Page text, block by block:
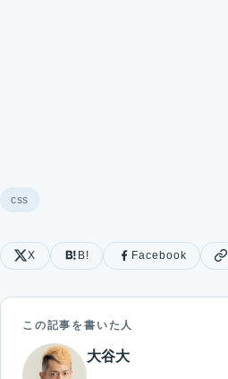
css
X B! Facebook
この記事を書いた人
大谷大